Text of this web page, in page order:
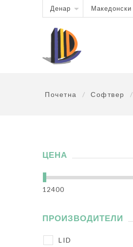
Денар Македонски
Почетна / Софтвер /
ЦЕНА
12400
ПРОИЗВОДИТЕЛИ
LID